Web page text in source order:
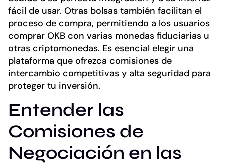
fácil de usar. Otras bolsas también facilitan el
proceso de compra, permitiendo a los usuarios
comprar OKB con varias monedas fiduciarias u
otras criptomonedas. Es esencial elegir una
plataforma que ofrezca comisiones de
intercambio competitivas y alta seguridad para
proteger tu inversión.
Entender las
Comisiones de
Negociación en las